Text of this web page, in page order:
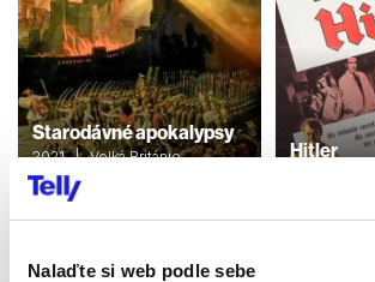
Nalaďte si web podle sebe
Starodávné apokalypsy
2021 | Velká Británie,
Německo | 50 min
Dokumenty / Historický
Hitler